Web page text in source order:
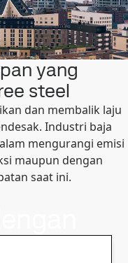
yang
steel
dan membalik laju
Industri baja
mengurangi emisi
maupun dengan
saat ini.